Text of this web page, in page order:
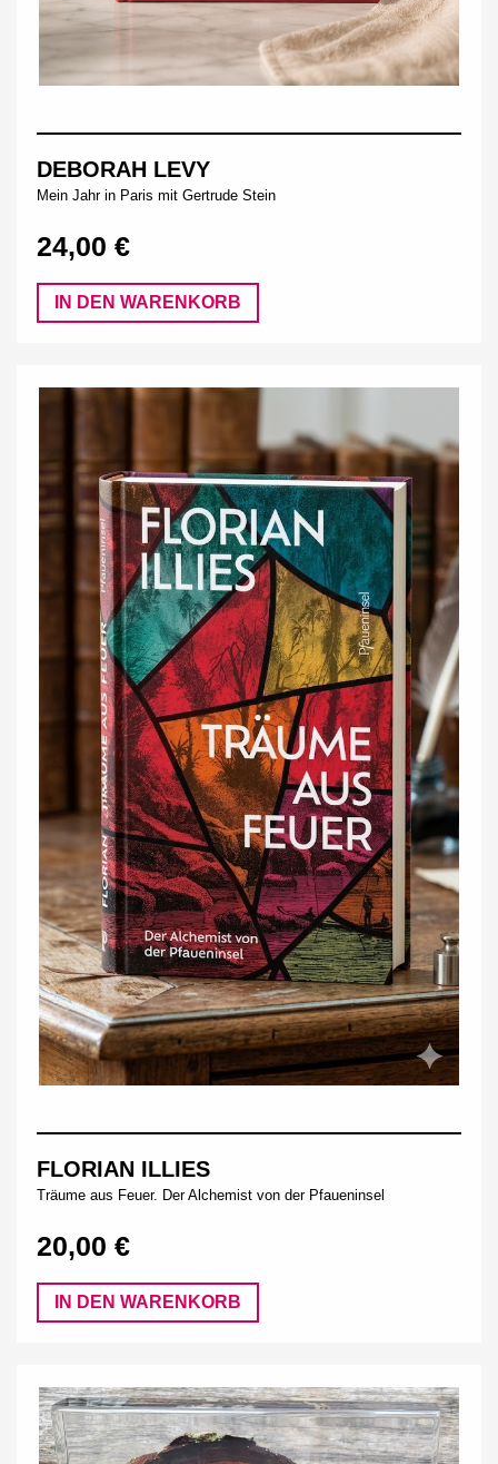
DEBORAH LEVY
Mein Jahr in Paris mit Gertrude Stein
24,00 €
IN DEN WARENKORB
FLORIAN ILLIES
Träume aus Feuer. Der Alchemist von der Pfaueninsel
20,00 €
IN DEN WARENKORB